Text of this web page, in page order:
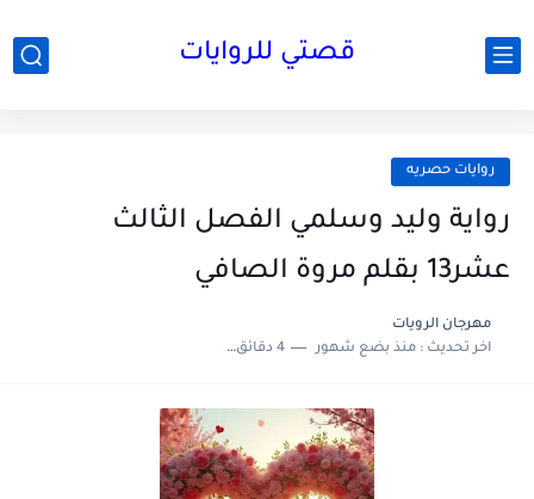
قصتي للروايات
روايات حصريه
رواية وليد وسلمي الفصل الثالث
عشر13 بقلم مروة الصافي
مهرجان الرويات
اخر تحديث :منذ بضع شهور 4 دقائق للقراءة